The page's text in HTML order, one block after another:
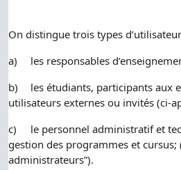
On distingue trois types
a)
les responsables
b)
les étudiants, participants aux
utilisateurs externes ou invités (ci-
c)
le personnel administratif et
gestion des programmes et cursus;
administrateurs”).